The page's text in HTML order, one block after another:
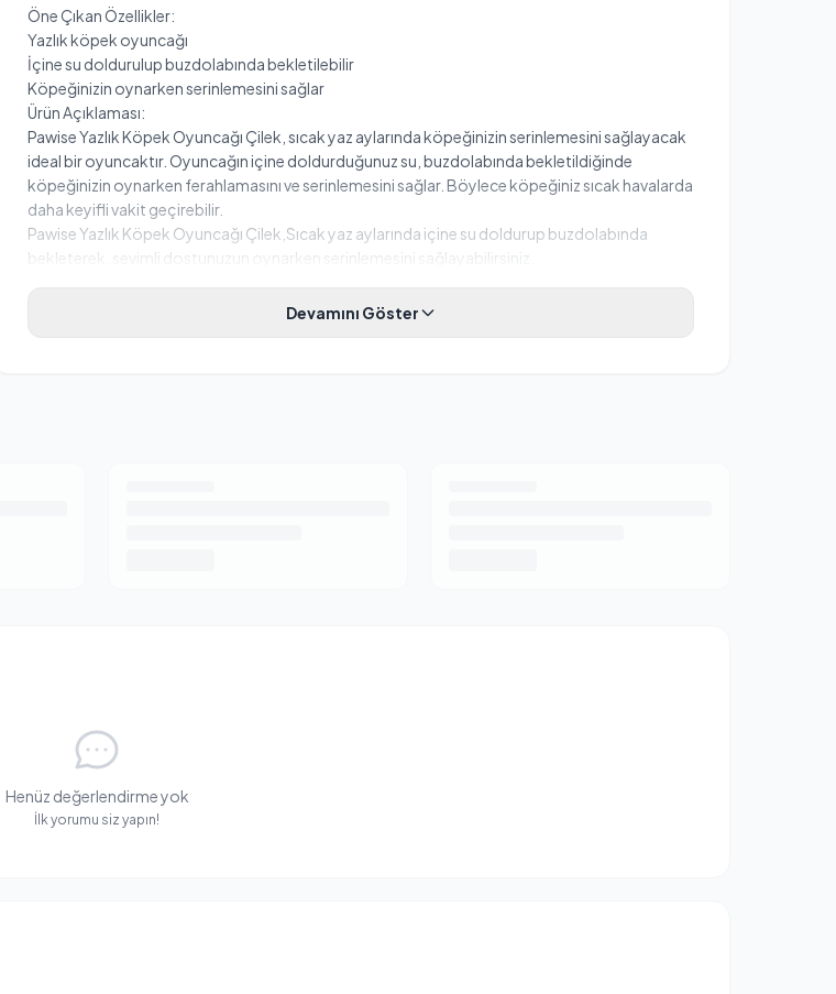
Öne Çıkan Özellikler:
Yazlık köpek oyuncağı
İçine su doldurulup buzdolabında bekletilebilir
Köpeğinizin oynarken serinlemesini sağlar
Ürün Açıklaması:
Pawise Yazlık Köpek Oyuncağı Çilek, sıcak yaz aylarında köpeğinizin serinlemesini sağlayacak
ideal bir oyuncaktır. Oyuncağın içine doldurduğunuz su, buzdolabında bekletildiğinde
köpeğinizin oynarken ferahlamasını ve serinlemesini sağlar. Böylece köpeğiniz sıcak havalarda
daha keyifli vakit geçirebilir.
Pawise Yazlık Köpek Oyuncağı Çilek,Sıcak yaz aylarında içine su doldurup buzdolabında
bekleterek, sevimli dostunuzun oynarken serinlemesini sağlayabilirsiniz.
Devamını Göster
Henüz değerlendirme yok
İlk yorumu siz yapın!